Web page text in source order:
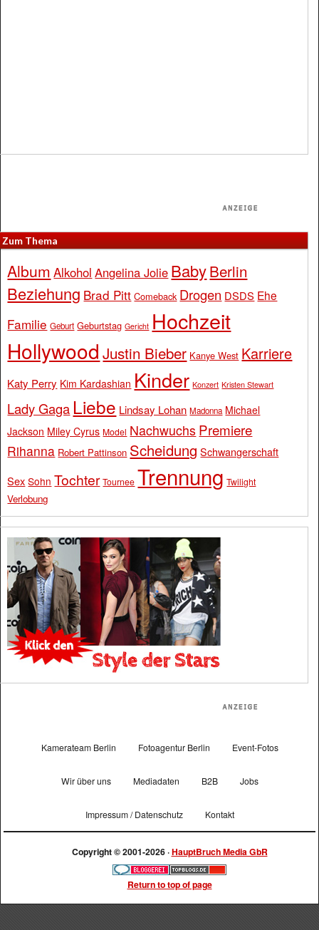
Zum Thema
Album Alkohol Angelina Jolie BabyBerlin
Beziehung Brad Pitt Comeback Drogen DSDS Ehe
Familie Geburt Geburtstag Gericht Hochzeit
Hollywood Justin Bieber Kanye West Karriere
Katy Perry Kim Kardashian Kinder Konzert Kristen Stewart
Lady Gaga Liebe Lindsay Lohan Madonna Michael
Jackson Miley Cyrus Model Nachwuchs Premiere
Rihanna Robert Pattinson Scheidung Schwangerschaft
Sex Sohn Tochter Tournee Trennung Twilight
Verlobung
Kamerateam Berlin Fotoagentur Berlin Event-Fotos
Wir über uns Mediadaten B2B Jobs
Impressum / Datenschutz Kontakt
Copyright © 2001-2026 ·HauptBruch Media GbR
Return to top of page